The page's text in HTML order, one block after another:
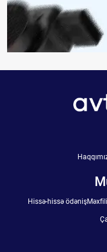
Hissə-hissə ödəniş